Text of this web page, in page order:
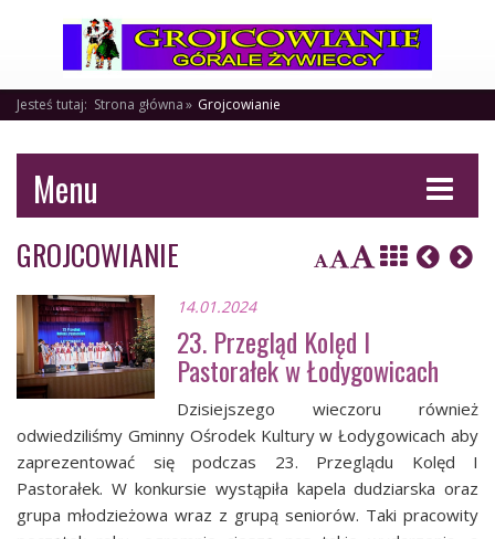
Jesteś tutaj: Strona główna Grojcowianie
Menu
GROJCOWIANIE
14.01.2024
23. Przegląd Kolęd I
Pastorałek w Łodygowicach
Dzisiejszego wieczoru również
odwiedziliśmy Gminny Ośrodek Kultury w Łodygowicach aby
zaprezentować się podczas 23. Przeglądu Kolęd I
Pastorałek. W konkursie wystąpiła kapela dudziarska oraz
grupa młodzieżowa wraz z grupą seniorów. Taki pracowity